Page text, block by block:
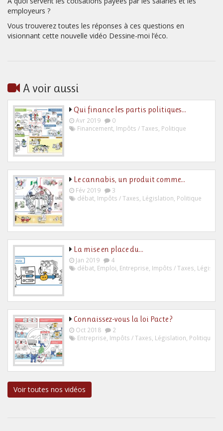
employeurs ?
Vous trouverez toutes les réponses à ces questions en
visionnant cette nouvelle vidéo Dessine-moi l’éco.
A voir aussi
Qui finance les partis politiques…
Avr 2019
0
Financement Impôts / Taxes Politique
Le cannabis, un produit comme…
Fév 2019
3
débat Impôts / Taxes Législation Politique
La mise en place du…
Jan 2019
4
débat Emploi Entreprise Impôts / Taxes
Connaissez-vous la loi Pacte ?
Oct 2018
2
Entreprise Impôts / Taxes Législation Politique
Voir toutes nos vidéos